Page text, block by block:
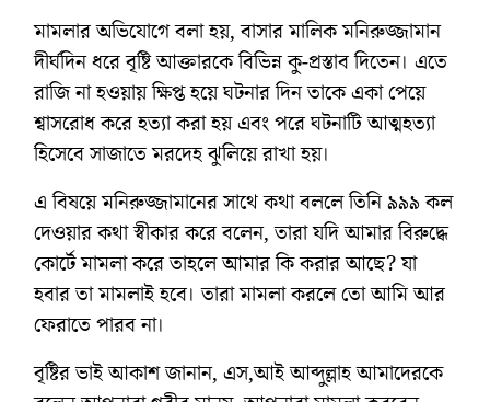
মামলার অভিযোগে বলা হয়, বাসার মালিক মনিরুজ্জামান
দীর্ঘদিন ধরে বৃষ্টি আক্তারকে বিভিন্ন কু-প্রস্তাব দিতেন। এতে
রাজি না হওয়ায় ক্ষিপ্ত হয়ে ঘটনার দিন তাকে একা পেয়ে
শ্বাসরোধ করে হত্যা করা হয় এবং পরে ঘটনাটি আত্মহত্যা
হিসেবে সাজাতে মরদেহ ঝুলিয়ে রাখা হয়।
এ বিষয়ে মনিরুজ্জামানের সাথে কথা বললে তিনি ৯৯৯ কল
দেওয়ার কথা স্বীকার করে বলেন, তারা যদি আমার বিরুদ্ধে
কোর্টে মামলা করে তাহলে আমার কি করার আছে? যা
হবার তা মামলাই হবে। তারা মামলা করলে তো আমি আর
ফেরাতে পারব না।
বৃষ্টির ভাই আকাশ জানান, এস,আই আব্দুল্লাহ আমাদেরকে